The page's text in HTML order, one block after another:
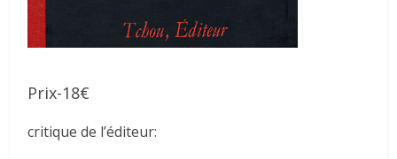
Prix-18€
critique de l’éditeur: